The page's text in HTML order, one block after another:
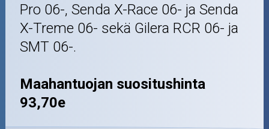
Pro 06-, Senda X-Race 06- ja Senda
X-Treme 06- sekä Gilera RCR 06- ja
SMT 06-.
Maahantuojan suositushinta
93,70e